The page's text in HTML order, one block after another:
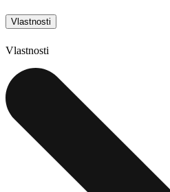
Vlastnosti
Vlastnosti